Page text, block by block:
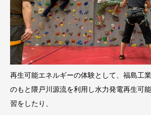
再生可能エネルギーの体験として、福島工
のもと隈戸川源流を利用し水力発電再生可
習をしたり、